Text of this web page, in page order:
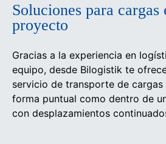
Soluciones para cargas
proyecto
Gracias a la experiencia en
equipo, desde Bilogistik te
servicio de transporte de
forma puntual como dentro de
con desplazamientos